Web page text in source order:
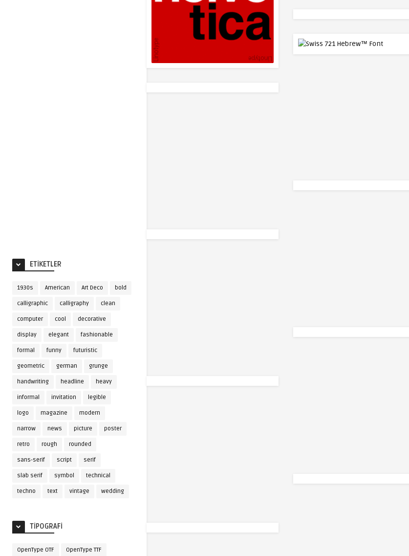
ETIKETLER
1930s American Art Deco bold
calligraphic calligraphy clean
computer cool decorative
display elegant fashionable
formal funny futuristic
geometric german grunge
handwriting headline heavy
informal invitation legible
logo magazine modern
narrow news picture poster
retro rough rounded
sans-serif script serif
slab serif symbol technical
techno text vintage wedding
TIPOGRAFI
OpenType OTF OpenType TTF